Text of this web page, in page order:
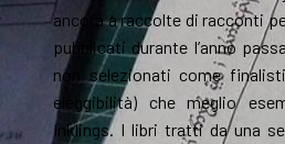
ancora a raccolte di racconti
pubblicati durante l’anno
non selezionati come
eleggibilità) che meglio
Inklings. I libri tratti da una